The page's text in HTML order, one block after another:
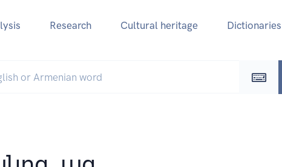
Research Cultural heritage Dictionaries